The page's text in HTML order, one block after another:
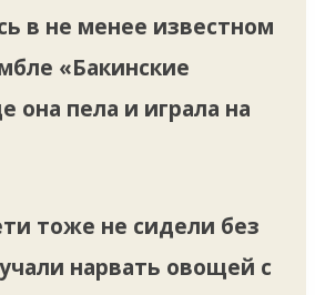
в не менее известном
«Бакинские
она пела и играла на
тоже не сидели без
нарвать овощей с